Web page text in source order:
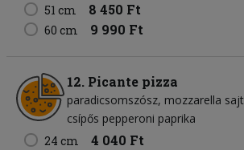
51 cm 8 450 Ft
60 cm 9 990 Ft
12. Picante pizza
paradicsomszósz mozzarella sajt
csípős pepperoni paprika
24 cm
4 040 Ft